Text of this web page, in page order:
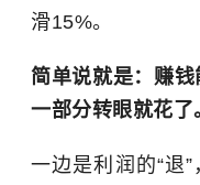
滑15%。
简单说就是：赚
一部分转眼就花了
一边是利润的“退”